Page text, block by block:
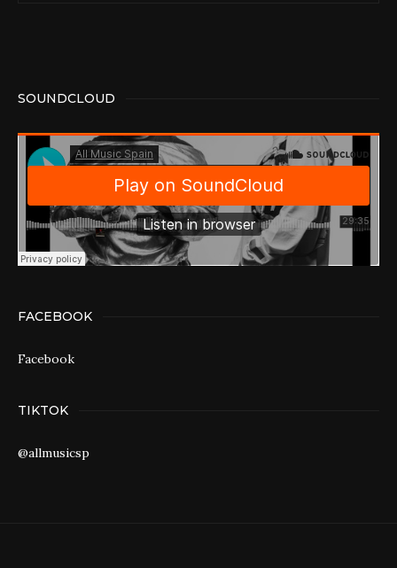
SOUNDCLOUD
FACEBOOK
Facebook
TIKTOK
@allmusicsp